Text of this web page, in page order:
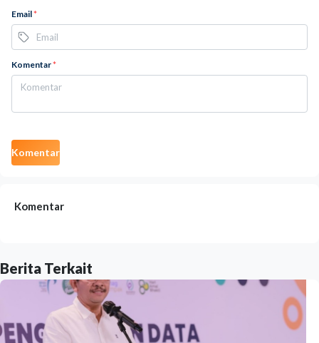
Email*
Komentar*
Komentar
Komentar
Berita Terkait